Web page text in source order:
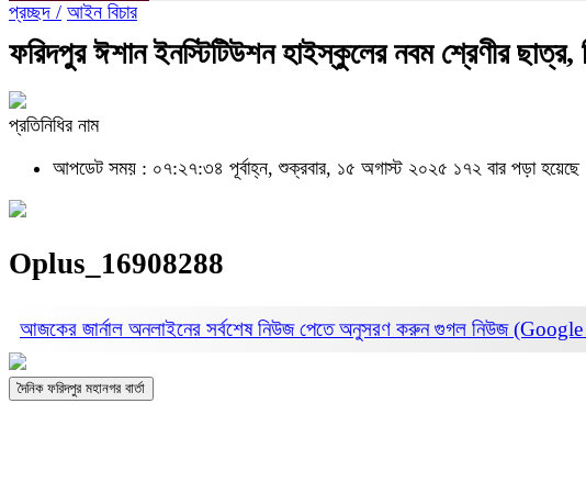
প্রচ্ছদ / আইন বিচার
ফরিদপুর ঈশান ইনস্টিটিউশন হাইস্কুলের নবম শ্রেণীর
প্রতিনিধির নাম
আপডেট সময় : ০৭:২৭:৩৪ পূর্বাহ্ন, শুক্রবার, ১৫ অগাস্ট ২০২৫ ১৭২ বার পড়া হয়েছে
Oplus_16908288
আজকের জার্নাল অনলাইনের সর্বশেষ নিউজ পেতে অনুসরণ করুনগুগল নিউজ
দৈনিক ফরিদপুর মহানগর বার্তা